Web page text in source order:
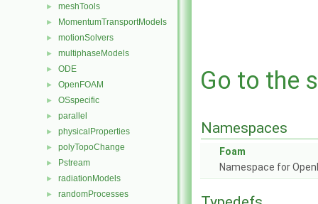
► meshTools
► MomentumTransportModels
► motionSolvers
► multiphaseModels
► ODE
► OpenFOAM
► OSspecific
► parallel
► physicalProperties
► polyTopoChange
► Pstream
► radiationModels
► randomProcesses
Go to the
Namespaces
Foam
Namespace for